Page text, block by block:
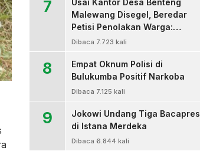
7
Usai Kantor Desa Benteng
Malewang Disegel, Beredar
Petisi Penolakan Warga:
Sekretaris Hingga BPD Turut
Dibaca 7.723 kali
8
Empat Oknum Polisi di
Bulukumba Positif Narkoba
Dibaca 7.125 kali
9
Jokowi Undang Tiga Bacapres
di Istana Merdeka
Dibaca 6.844 kali